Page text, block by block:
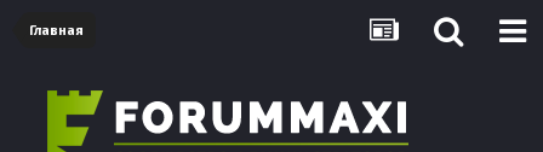
Главная